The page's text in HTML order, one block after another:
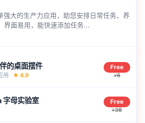
强大的生产力应用，助您安排日常任务、养
界面易用，能快速添加任务...
的桌面摆件
用 ★ 4.9
Free
¥6
母实验室 Free
¥38